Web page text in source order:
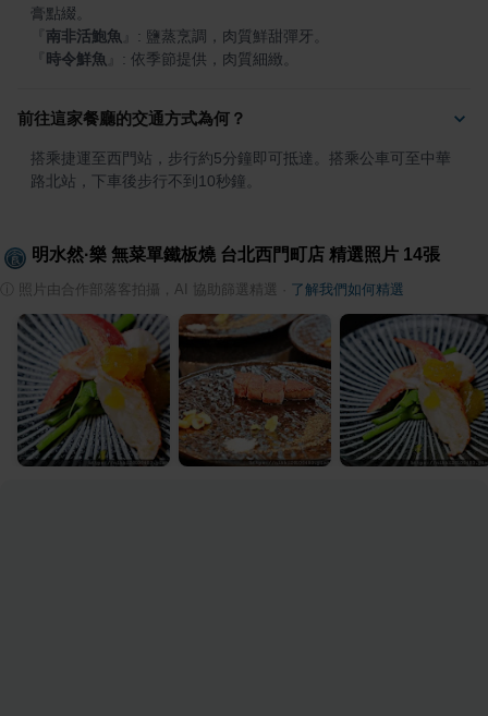
南非活鮑魚
時令鮮魚 : 依季節提供，肉質細緻。
前往這家餐廳的交通方式為何？
搭乘捷運至西門站，步行約5分鐘即可抵達。搭乘公車可至中華
路北站，下車後步行不到10秒鐘。
明水然·樂 無菜單鐵板燒 台北西門町店 精選照片 14張
照片由合作部落客拍攝，AI 協助篩選精選 了解我們如何精選